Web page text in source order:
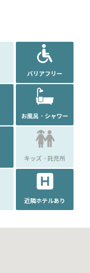
バリアフリー
お風呂・シャワー
キッズ・託児所
近隣ホテルあり